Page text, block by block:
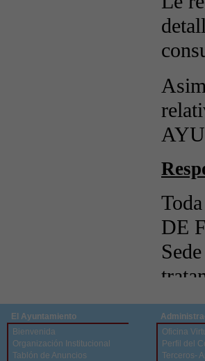
El Ayuntamiento
Bienvenida
Organización Institucional
Tablón de Anuncios
Oficina
Perfil del
Terceros-